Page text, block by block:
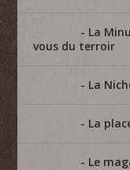
La
vous du terroir
La
La
Le